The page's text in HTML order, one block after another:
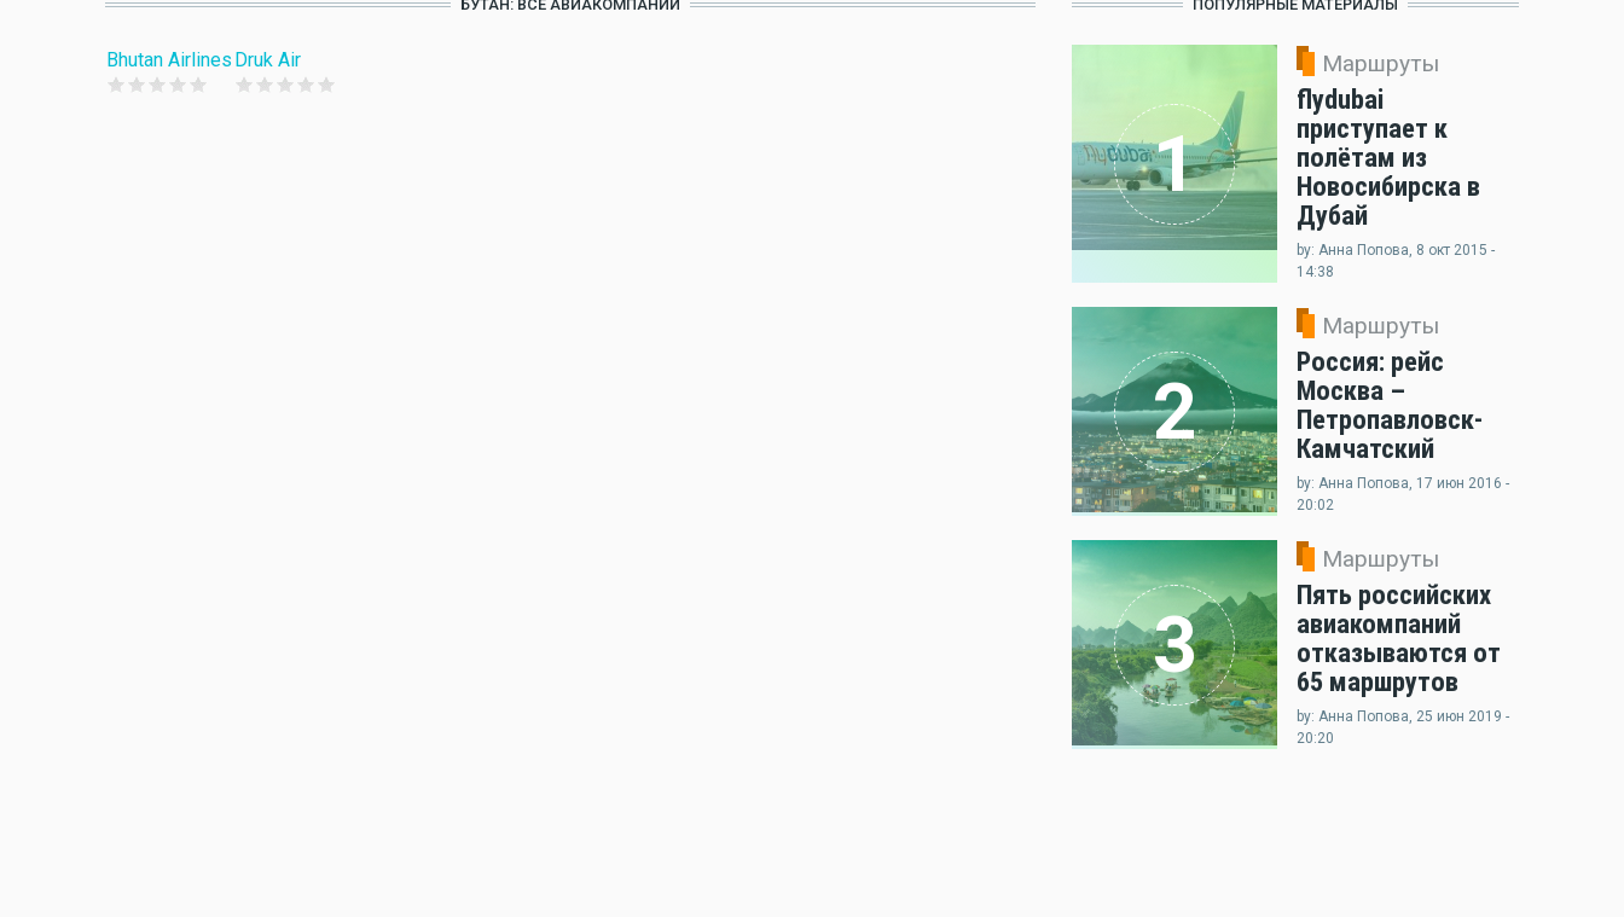
БУТАН: ВСЕ АВИАКОМПАНИИ
Bhutan Airlines Druk Air
ПОПУЛЯРНЫЕ МАТЕРИАЛЫ
1
Маршруты
flydubai
приступает к
полётам из
Новосибирска в
Дубай
by: Анна Попова, 8 окт 2015 -
14:38
2
Маршруты
Россия: рейс
Москва –
Петропавловск-
Камчатский
by: Анна Попова, 17 июн 2016 -
20:02
3
Маршруты
Пять российских
авиакомпаний
отказываются от
65 маршрутов
by: Анна Попова, 25 июн 2019 -
20:20